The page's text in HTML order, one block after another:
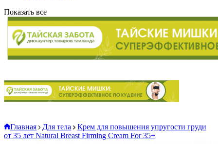
Показать все
Главная Для тела
Крем для повышения упругости груди
от 35 лет Natural Breast Firming Cream For 35+